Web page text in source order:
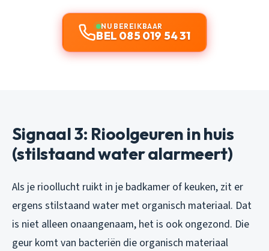
NU BEREIKBAAR
BEL 085 019 54 31
Signaal 3: Rioolgeuren in huis
(stilstaand water alarmeert)
Als je rioollucht ruikt in je badkamer of keuken, zit er
ergens stilstaand water met organisch materiaal. Dat
is niet alleen onaangenaam, het is ook ongezond. Die
geur komt van bacteriën die organisch materiaal